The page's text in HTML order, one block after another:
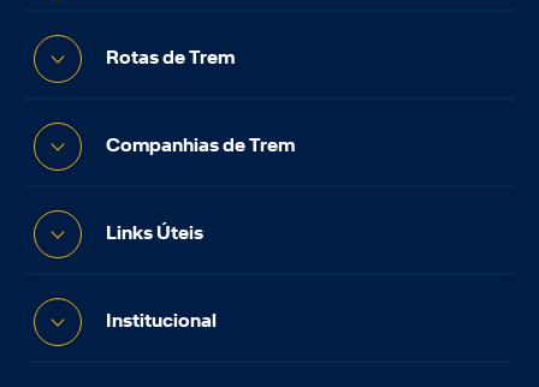
Rotas de Trem
Companhias de Trem
Links Úteis
Institucional